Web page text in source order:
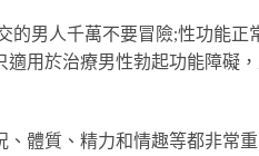
的男人千萬不要冒險;性功能正
適用於治療男性勃起功能障礙
、體質、精力和情趣等都非常重